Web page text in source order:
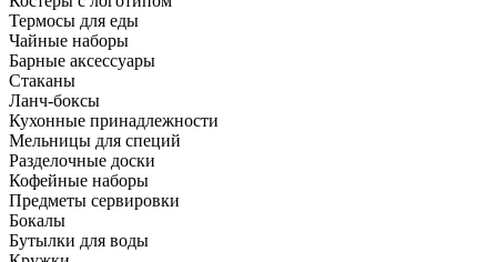
Термосы для еды
Чайные наборы
Барные аксессуары
Стаканы
Ланч-боксы
Кухонные принадлежности
Мельницы для специй
Разделочные доски
Кофейные наборы
Предметы сервировки
Бокалы
Бутылки для воды